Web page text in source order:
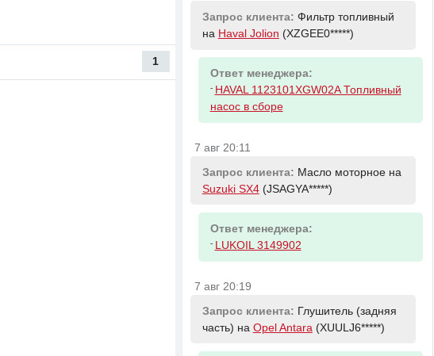
1
Запрос клиента: Фильтр топливный
на Haval Jolion (XZGEE0*****)
Ответ менеджера:
- HAVAL 1123101XGW02A Топливный
насос в сборе
7 авг 20:11
Запрос клиента: Масло моторное на
Suzuki SX4(JSAGYA*****)
Ответ менеджера:
- LUKOIL 3149902
7 авг 20:19
Запрос клиента: Глушитель (задняя
часть) на Opel Antara (XUULJ6*****)